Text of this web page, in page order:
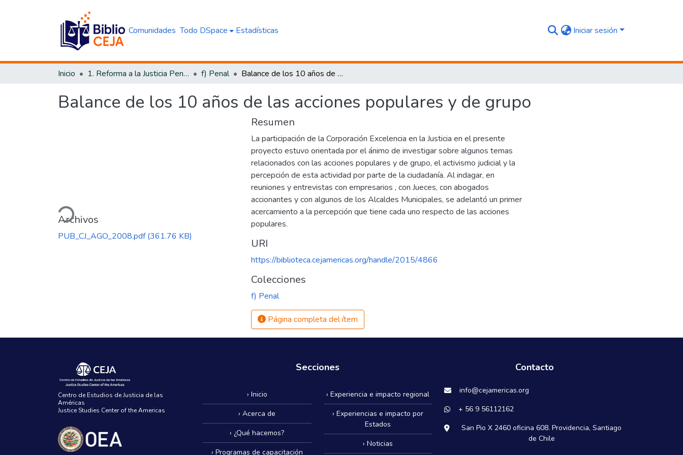
Comunidades Todo DSpace Estadísticas Iniciar sesión
Inicio 1. Reforma a la Justicia Penal f) Penal Balance de los 10 años de las acciones populares y de grupo
Balance de los 10 años de las acciones populares y de grupo
Cargando...
Archivos
PUB_CJ_AGO_2008.pdf(361.76 KB)
Resumen
La participación de la Corporación Excelencia en la Justicia en el presente
proyecto estuvo orientada por el ánimo de investigar sobre algunos temas
relacionados con las acciones populares y de grupo, el activismo judicial y la
percepción de esta actividad por parte de la ciudadanía. Al indagar, en
reuniones y entrevistas con empresarios , con Jueces, con abogados
accionantes y con algunos de los Alcaldes Municipales, se adelantó un primer
acercamiento a la percepción que tiene cada uno respecto de las acciones
populares.
URI
https://biblioteca.cejamericas.org/handle/2015/4866
Colecciones
f) Penal
Página completa del ítem
Centro de Estudios de Justicia de las
Américas
Justice Studies Center of the Americas
Secciones
› Inicio
› Acerca de
› ¿Qué hacemos?
› Programas de capacitación
› Experiencia e impacto regional
› Experiencias e impacto por
Estados
› Noticias
Contacto
info@cejamericas.org
+ 56 9 56112162
San Pio X 2460 oficina 608. Providencia, Santiago
de Chile